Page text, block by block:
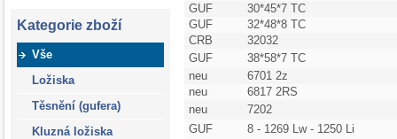
Kategorie zboží
Vše
Ložiska
Těsnění (gufera)
Kluzná ložiska
GUF
30*45*7 TC
GUF
32*48*8 TC
CRB
32032
GUF
38*58*7 TC
neu
6701 2z
neu
6817 2RS
neu
7202
GUF
8 - 1269 Lw - 1250 Li